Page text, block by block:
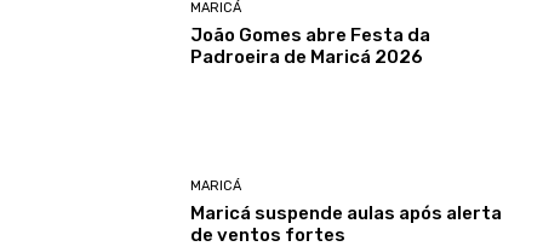
MARICÁ
João Gomes abre Festa da
Padroeira de Maricá 2026
MARICÁ
Maricá suspende aulas após alerta
de ventos fortes